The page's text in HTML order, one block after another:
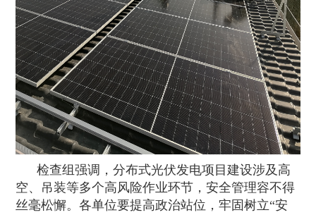
检查组强调，分布式光伏发电项目建设涉及高
空、吊装等多个高风险作业环节，安全管理容不得
丝毫松懈。各单位要提高政治站位，牢固树立“安